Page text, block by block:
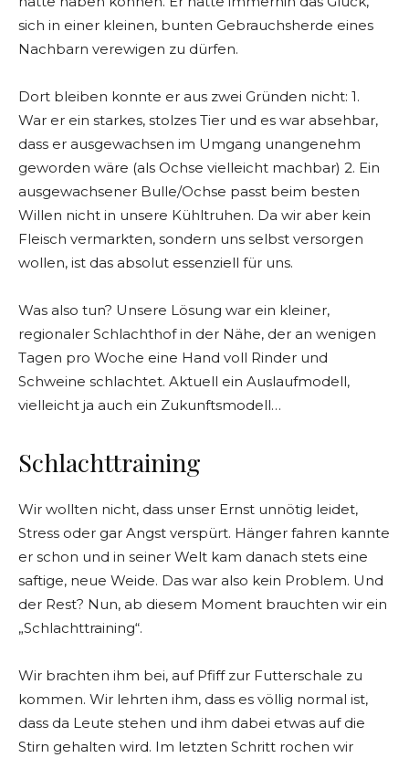
sich in einer kleinen, bunten Gebrauchsherde eines
Nachbarn verewigen zu dürfen.
Dort bleiben konnte er aus zwei Gründen nicht: 1.
War er ein starkes, stolzes Tier und es war absehbar,
dass er ausgewachsen im Umgang unangenehm
geworden wäre (als Ochse vielleicht machbar) 2. Ein
ausgewachsener Bulle/Ochse passt beim besten
Willen nicht in unsere Kühltruhen. Da wir aber kein
Fleisch vermarkten, sondern uns selbst versorgen
wollen, ist das absolut essenziell für uns.
Was also tun? Unsere Lösung war ein kleiner,
regionaler Schlachthof in der Nähe, der an wenigen
Tagen pro Woche eine Hand voll Rinder und
Schweine schlachtet. Aktuell ein Auslaufmodell,
vielleicht ja auch ein Zukunftsmodell…
Schlachttraining
Wir wollten nicht, dass unser Ernst unnötig leidet,
Stress oder gar Angst verspürt. Hänger fahren kannte
er schon und in seiner Welt kam danach stets eine
saftige, neue Weide. Das war also kein Problem. Und
der Rest? Nun, ab diesem Moment brauchten wir ein
„Schlachttraining“.
Wir brachten ihm bei, auf Pfiff zur Futterschale zu
kommen. Wir lehrten ihm, dass es völlig normal ist,
dass da Leute stehen und ihm dabei etwas auf die
Stirn gehalten wird. Im letzten Schritt rochen wir